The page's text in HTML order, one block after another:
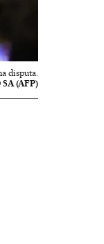
disputa.
SA (AFP)